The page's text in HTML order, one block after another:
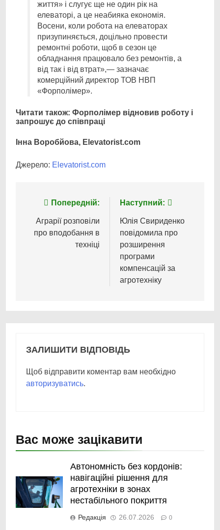
життя» і слугує ще не один рік на
елеваторі, а це неабияка економія.
Восени, коли робота на елеваторах
призупиняється, доцільно провести
ремонтні роботи, щоб в сезон це
обладнання працювало без ремонтів, а
від так і від втрат»,— зазначає
комерційний директор ТОВ НВП
«Форполімер».
Читати також: Форполімер відновив роботу і
запрошує до співпраці
Інна Воробйова, Elevatorist.com
Джерело: Elevatorist.com
Навігація
записів
Попередній:
Аграрії розповіли
про вподобання в
техніці
Наступний:
Юлія Свириденко
повідомила про
розширення
програми
компенсацій за
агротехніку
ЗАЛИШИТИ ВІДПОВІДЬ
Щоб відправити коментар вам необхідно
авторизуватись.
Вас може зацікавити
Автономність без кордонів:
навігаційні рішення для
агротехніки в зонах
нестабільного покриття
Редакція 26.07.2026 0